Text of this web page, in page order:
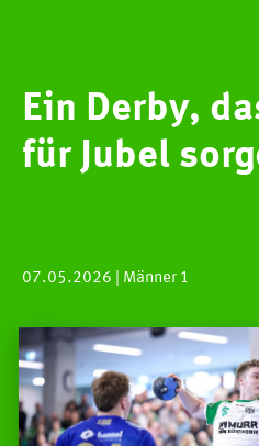
Ein Derby,
für Jubel
07.05.2026 | Männer 1